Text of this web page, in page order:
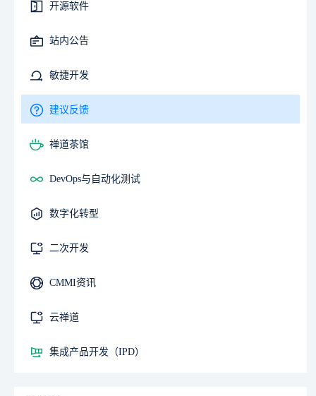
开源软件
站内公告
敏捷开发
建议反馈
禅道茶馆
DevOps与自动化测试
数字化转型
二次开发
CMMI资讯
云禅道
集成产品开发（IPD）